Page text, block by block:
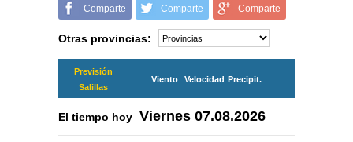
Comparte Comparte Comparte
Otras provincias:
Previsión
Salillas
Viento Velocidad Precipit.
El tiempo hoy Viernes 07.08.2026